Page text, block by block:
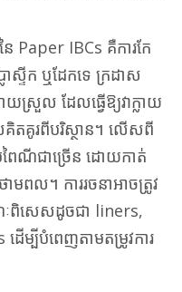
Paper IBCs គឺការកែ
ស្ទីក ឬដែកទេ ក្រដាស
យស្រួល ដែលធ្វើឱ្យវាក្លាយ
គិតគូរពីបរិស្ថាន។ លើសពី
ពៃណីជាច្រើន ដោយកាត់
ាមពល។ ការរចនាអាចត្រូវ
ពិសេសដូចជា liners,
ម្បីបំពេញតាមតម្រូវការ